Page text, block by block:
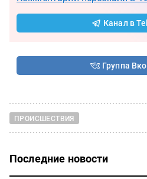
Канал в
Группа
ПРОИСШЕСТВИЯ
Последние новости